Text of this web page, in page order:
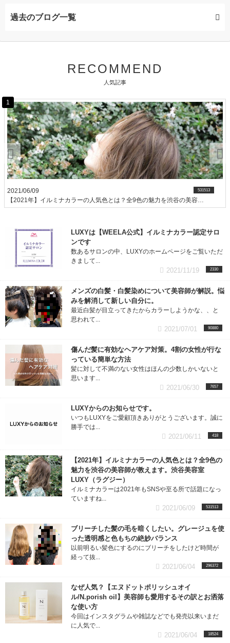
ヘアカラー (68記事)
カット (7記事)
髪質改善 (5記事)
縮毛矯正 (4記事)
ヘアスタイリング (3記事)
メンズ (7記事)
メンズ・カラー (2記事)
メンズ・パーマ (5記事)
アイテム／商品 (8記事)
お知らせ (8記事)
過去のブログ一覧
RECOMMEND
人気記事
1
2021/06/09 531513
【2021年】イルミナカラーの人気色とは？全9色の魅力を渋谷の美容師が教えます。渋谷美容室LUXY（ラグジー）
LUXYは【WEELA公式】イルミナカラー認定サロ
ンです
数あるサロンの中、LUXYのホームページをご覧いただ
きまして...
2330
2021/11/19
メンズの白髪・白髪染めについて美容師が解説。悩
みを解消して新しい自分に。
最近白髪が目立ってきたからカラーしようかな、、と
思われて...
90880
2021/07/01
傷んだ髪に有効なヘアケア対策。4割の女性が行な
っている簡単な方法
髪に対して不満のない女性はほんの少数しかいないと
思います...
7657
2021/06/30
LUXYからのお知らせです。
いつもLUXYをご愛顧頂きありがとうございます。誠に
勝手では...
418
2021/06/11
【2021年】イルミナカラーの人気色とは？全9色の
魅力を渋谷の美容師が教えます。渋谷美容室
LUXY（ラグジー）
イルミナカラーは2021年もSNSや至る所で話題になっ
ていますね...
531513
2021/06/09
ブリーチした髪の毛を暗くしたい。グレージュを使
った透明感と色もちの絶妙バランス
以前明るい髪色にするのにブリーチをしたけど時間が
経って抜...
296372
2021/06/04
なぜ人気？【エヌドットポリッシュオイ
ル/N.porish oil】美容師も愛用するその訳とお洒落
な使い方
今回はインスタグラムや雑誌などでも発売以来いまだ
に人気で...
18524
2021/06/04